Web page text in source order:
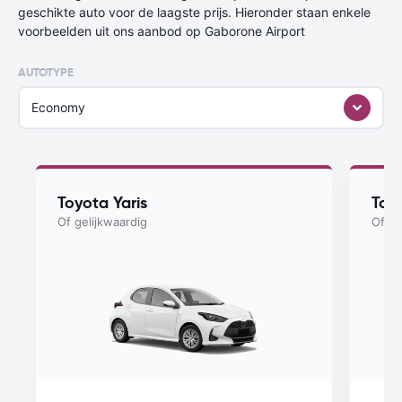
geschikte auto voor de laagste prijs. Hieronder staan enkele
voorbeelden uit ons aanbod op Gaborone Airport
AUTOTYPE
Economy
Toyota Yaris
Of gelijkwaardig Of